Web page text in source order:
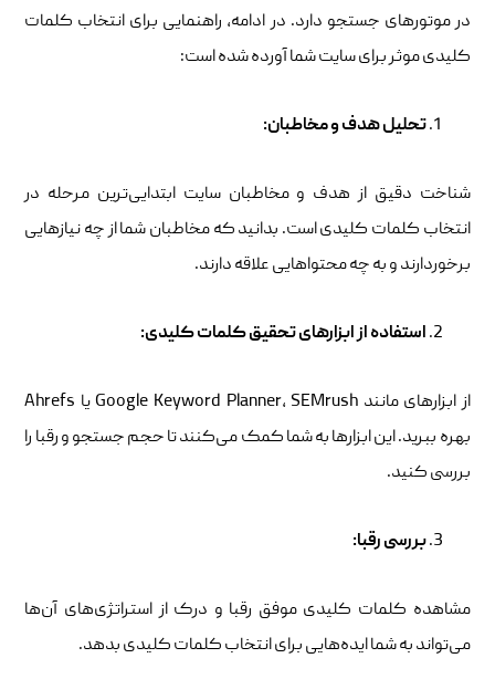
در موتورهای جستجو دارد. در ادامه، راهنمایی برای انتخاب کلمات
کلیدی موثر برای سایت شما آورده شده است:
تحلیل هدف و مخاطبان:
شناخت دقیق از هدف و مخاطبان سایت ابتدایی‌ترین مرحله در
انتخاب کلمات کلیدی است. بدانید که مخاطبان شما از چه نیازهایی
برخوردارند و به چه محتواهایی علاقه دارند.
استفاده از ابزارهای تحقیق کلمات کلیدی:
از ابزارهای مانند Google Keyword Planner، SEMrush یا Ahrefs
بهره ببرید. این ابزارها به شما کمک می‌کنند تا حجم جستجو و رقبا را
بررسی کنید.
بررسی رقبا:
مشاهده کلمات کلیدی موفق رقبا و درک از استراتژی‌های آن‌ها
می‌تواند به شما ایده‌هایی برای انتخاب کلمات کلیدی بدهد.